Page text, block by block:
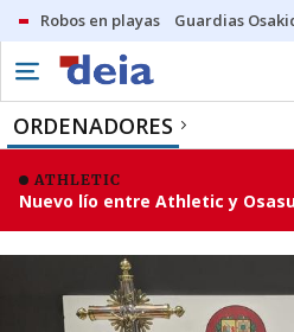
Robos en playas Guardias
ORDENADORES
ATHLETIC
Nuevo lío entre Athletic y